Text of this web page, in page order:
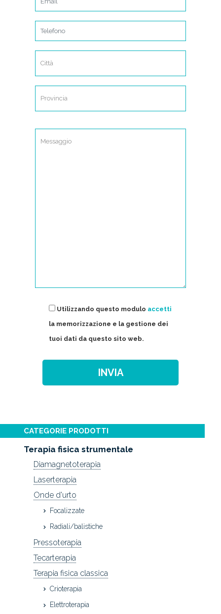
Utilizzando questo modulo accetti
la memorizzazione e la gestione dei
tuoi dati da questo sito web.
CATEGORIE PRODOTTI
Terapia fisica strumentale
Diamagnetoterapia
Laserterapia
Onde d'urto
Focalizzate
Radiali/balistiche
Pressoterapia
Tecarterapia
Terapia fisica classica
Crioterapia
Elettroterapia